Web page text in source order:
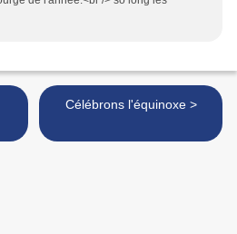
Célébrons l'équinoxe >